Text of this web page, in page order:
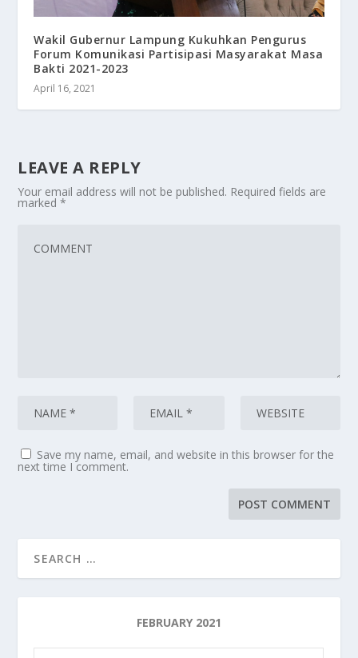
Wakil Gubernur Lampung Kukuhkan Pengurus
Forum Komunikasi Partisipasi Masyarakat Masa
Bakti 2021-2023
April 16, 2021
LEAVE A REPLY
Your email address will not be published. Required fields are
marked*
Save my name, email, and website in this browser for the
next time I comment.
FEBRUARY 2021